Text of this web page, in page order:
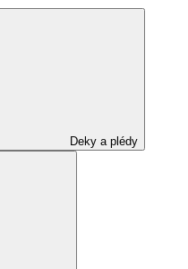
Deky a plédy